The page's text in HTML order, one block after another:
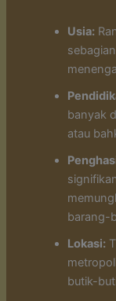
Usia:
banyak
atau
barang-
Lokasi:
butik-